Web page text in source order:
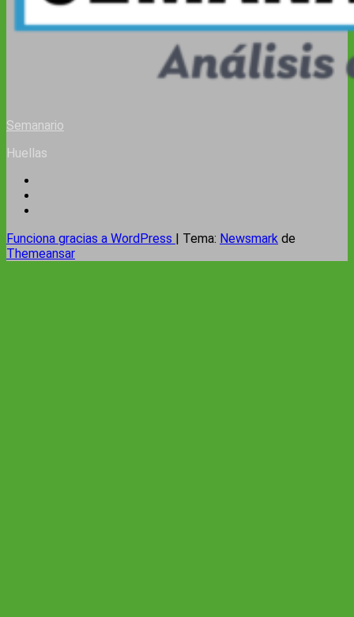
Semanario
Huellas
Funciona gracias a WordPress | Tema: Newsmark de
Themeansar